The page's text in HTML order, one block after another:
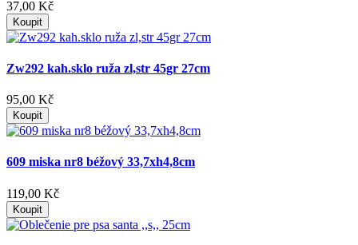
37,00 Kč
Koupit
Zw292 kah.sklo ruža zl,str 45gr 27cm
95,00 Kč
Koupit
609 miska nr8 béžový 33,7xh4,8cm
119,00 Kč
Koupit